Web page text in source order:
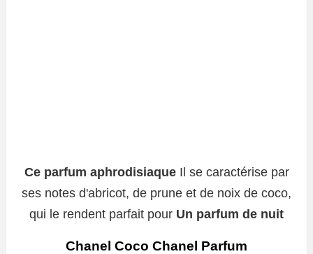
Ce parfum aphrodisiaqueIl se caractérise par
ses notes d'abricot, de prune et de noix de coco,
qui le rendent parfait pour Un parfum de nuit
Chanel Coco Chanel Parfum